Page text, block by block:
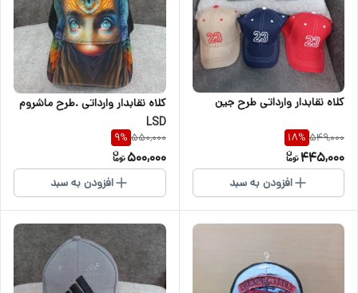
کلاه نقابدار وارداتی طرح جین
549,000
18%
445,000
افزودن به سبد
کلاه نقابدار وارداتی .طرح ماشروم
LSD
550,000
9%
500,000
افزودن به سبد